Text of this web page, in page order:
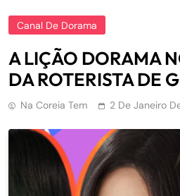
Canal De Dorama
A LIÇÃO DORAMA
DA ROTERISTA DE
Na Coreia Tem 2 De Janeiro